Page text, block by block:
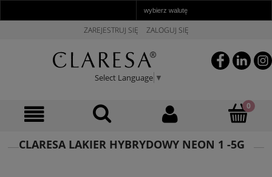
ZAREJESTRUJ SIĘ ZALOGUJ SIĘ
Select Language ▼
CLARESA LAKIER HYBRYDOWY NEON 1 -5G